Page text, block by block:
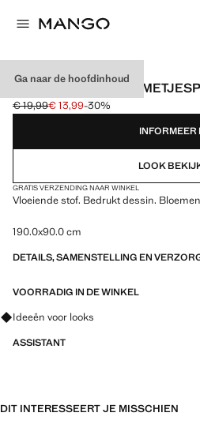
Ga naar de hoofdinhoud
SJAALTJE MET
Oorspronkelijke prijs doorgehaald [€
€ 19,99
Huidige prijs [€ 13,99 ]
€ 13,99-30%
Kies een kleur
INFORMEER
LOOK
GRATIS VERZENDING NAAR WINKEL
Vloeiende stof. Bedrukt dessin.
190.0x90.0 cm
DETAILS, SAMENSTELLING EN
VOORRADIG IN DE WINKEL
Vraag om outfitideeën, kledingstukken
Ideeën voor looks
ASSISTANT
DIT INTERESSEERT JE MISSCHIEN